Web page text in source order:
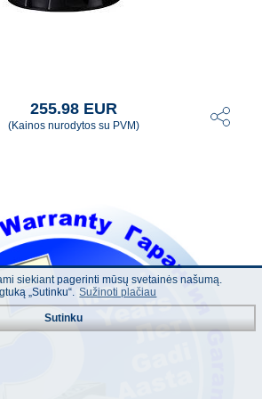
255.98 EUR
(Kainos nurodytos su PVM)
siekiant pagerinti mūsų svetainės našumą.
„Sutinku“. Sužinoti plačiau
Sutinku